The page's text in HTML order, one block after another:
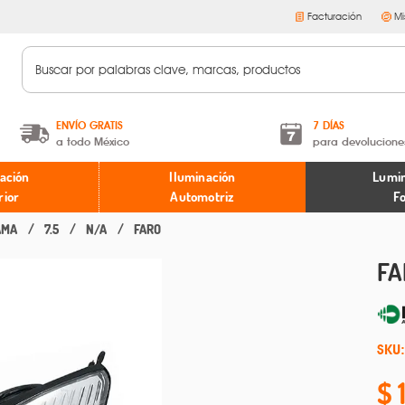
Facturación
ENVÍO GRATIS
a todo México
A partir de $599 MXN.
* Aplican restricciones
7 DÍAS
para
Términos y condiciones
Políticas de devoluciones
Iluminación
Automotriz
7.5 N/A FARO
SKU: